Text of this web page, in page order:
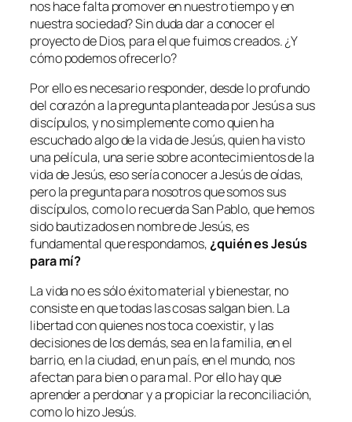
nos hace falta promover en nuestro tiempo y en
nuestra sociedad? Sin duda dar a conocer el
proyecto de Dios, para el que fuimos creados. ¿Y
cómo podemos ofrecerlo?
Por ello es necesario responder, desde lo profundo
del corazón a la pregunta planteada por Jesús a sus
discípulos, y no simplemente como quien ha
escuchado algo de la vida de Jesús, quien ha visto
una película, una serie sobre acontecimientos de la
vida de Jesús, eso sería conocer a Jesús de oídas,
pero la pregunta para nosotros que somos sus
discípulos, como lo recuerda San Pablo, que hemos
sido bautizados en nombre de Jesús, es
fundamental que respondamos,¿quién es Jesús
para mí?
La vida no es sólo éxito material y bienestar, no
consiste en que todas las cosas salgan bien. La
libertad con quienes nos toca coexistir, y las
decisiones de los demás, sea en la familia, en el
barrio, en la ciudad, en un país, en el mundo, nos
afectan para bien o para mal. Por ello hay que
aprender a perdonar y a propiciar la reconciliación,
como lo hizo Jesús.